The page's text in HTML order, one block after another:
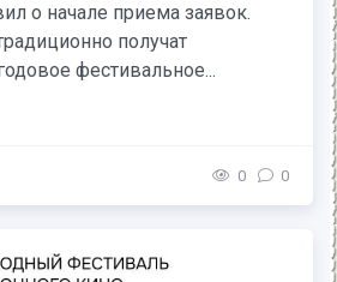
о начале приема заявок.
получат
фестивальное...
0 0